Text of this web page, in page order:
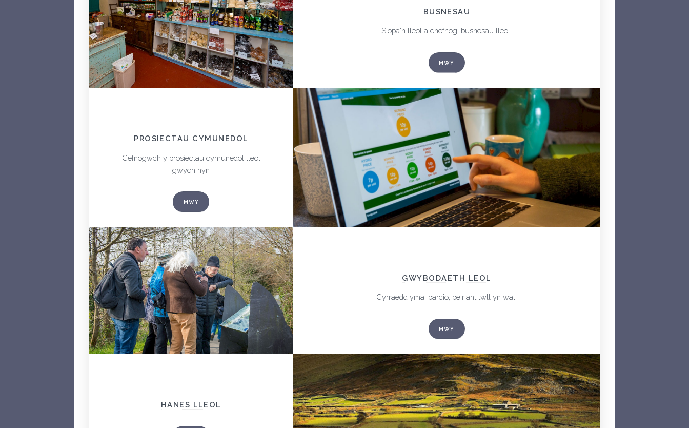
BUSNESAU
Siopa'n lleol a chefnogi busnesau lleol.
MWY
PROSIECTAU CYMUNEDOL
Cefnogwch y prosiectau cymunedol lleol
gwych hyn
MWY
GWYBODAETH LEOL
Cyrraedd yma, parcio, peiriant twll yn wal,
MWY
HANES LLEOL